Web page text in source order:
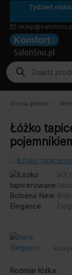
Tydzień
Wyszukiwarka
produktów
Strona główna
Łóżko
Kod
Rozmiar łóżka